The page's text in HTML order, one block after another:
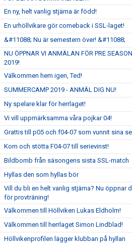
En ny, helt vanlig stjärna är född!
En urhöllvikare gör comeback i SSL-laget!
&#11088; Nu är semestern över! &#11088;
NU ÖPPNAR VI ANMÄLAN FÖR PRE
2019!
Välkommen hem igen, Ted!
SUMMERCAMP 2019 - ANMÄL DIG NU!
Ny spelare klar för herrlaget!
Vi vill uppmärksamma våra pojkar 04!
Grattis till p05 och f04-07 som vunnit sina
Kom och stötta F04-07 till serievinst!
Bildbomb från säsongens sista SSL-match
Hyllas den som hyllas bör
Vill du bli en helt vanlig stjärna? Nu öppnar
för provträning!
Välkommen till Höllviken Lukas Eldholm!
Välkommen till herrlaget Simon Lindblad!
Höllvikenprofilen lägger klubban på hyllan